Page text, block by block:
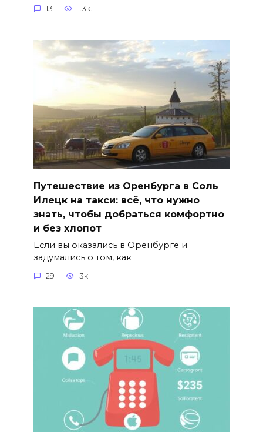
13 1.3к.
Путешествие из Оренбурга в Соль
Илецк на такси: всё, что нужно
знать, чтобы добраться комфортно
и без хлопот
Если вы оказались в Оренбурге и
задумались о том, как
29 3к.